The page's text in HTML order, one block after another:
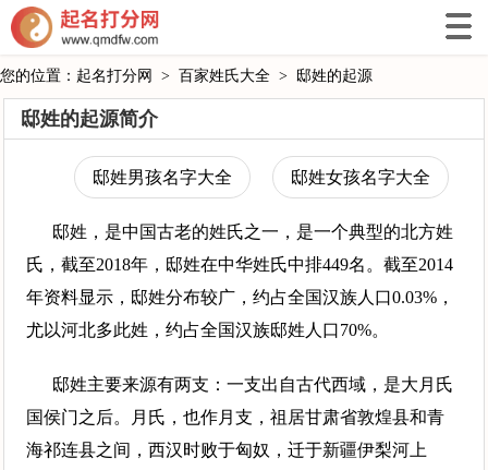
您的位置： 起名打分网 > 百家姓氏大全 > 邸姓的起源
邸姓的起源简介
邸姓男孩名字大全 邸姓女孩名字大全
邸姓，是中国古老的姓氏之一，是一个典型的北方姓
氏，截至2018年，邸姓在中华姓氏中排449名。截至2014
年资料显示，邸姓分布较广，约占全国汉族人口0.03%，
尤以河北多此姓，约占全国汉族邸姓人口70%。
邸姓主要来源有两支：一支出自古代西域，是大月氏
国侯门之后。月氏，也作月支，祖居甘肃省敦煌县和青
海祁连县之间，西汉时败于匈奴，迁于新疆伊梨河上